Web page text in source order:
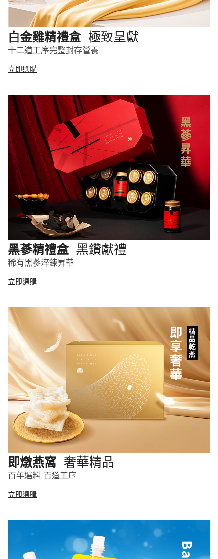
白金雞精禮盒 極致呈獻
十二道工序完整封存營養
立即選購
黑蔘精禮盒 黑鑽獻禮
稀有黑蔘淬鍊昇華
立即選購
即燉燕窩 奢華精品
百年選料 百道工序
立即選購